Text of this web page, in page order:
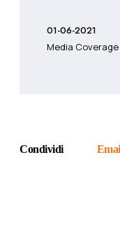
01-06-2021
Media Coverage
Condividi